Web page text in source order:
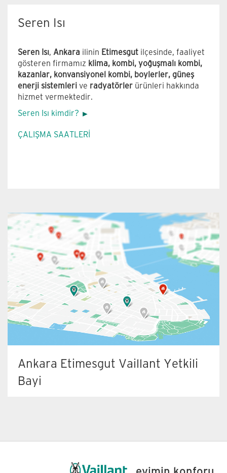
Seren Isı
Seren Isı, Ankara ilinin Etimesgut ilçesinde, faaliyet
gösteren firmamız klima, kombi, yoğuşmalı kombi,
kazanlar, konvansiyonel kombi, boylerler, güneş
enerji sistemleri ve radyatörler ürünleri hakkında
hizmet vermektedir.
Seren Isı kimdir?
ÇALIŞMA SAATLERİ
Ankara Etimesgut Vaillant Yetkili
Bayi
0312 245 11 88